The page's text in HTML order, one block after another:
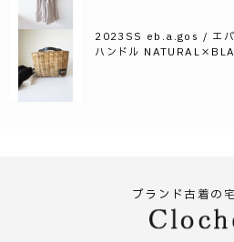
2023SS eb.a.gos / エバ
ハンドル
ブランド古着の